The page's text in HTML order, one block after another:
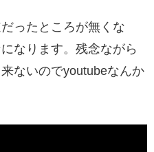
ったところが無くな
なります。残念ながら
ないのでyoutubeなんか